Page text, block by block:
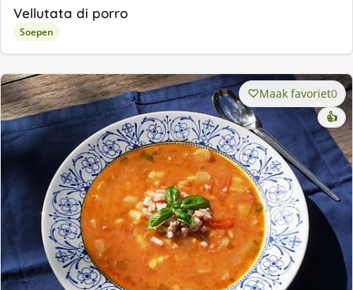
Vellutata di porro
Soepen
Maak favoriet0
👍